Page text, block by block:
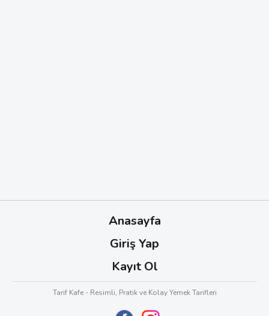
Anasayfa
Giriş Yap
Kayıt Ol
Tarif Kafe - Resimli, Pratik ve Kolay Yemek Tarifleri